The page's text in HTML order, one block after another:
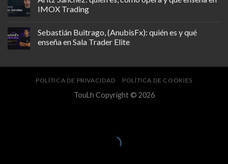
IMOX Trading
Sebastián Buitrago, (AnubisFx): quién es y qué
enseña en Sala Trader Elite
POLÍTICA DE PRIVACIDAD POLÍTICA DE COOKIES
TouLh Copyright © 2026